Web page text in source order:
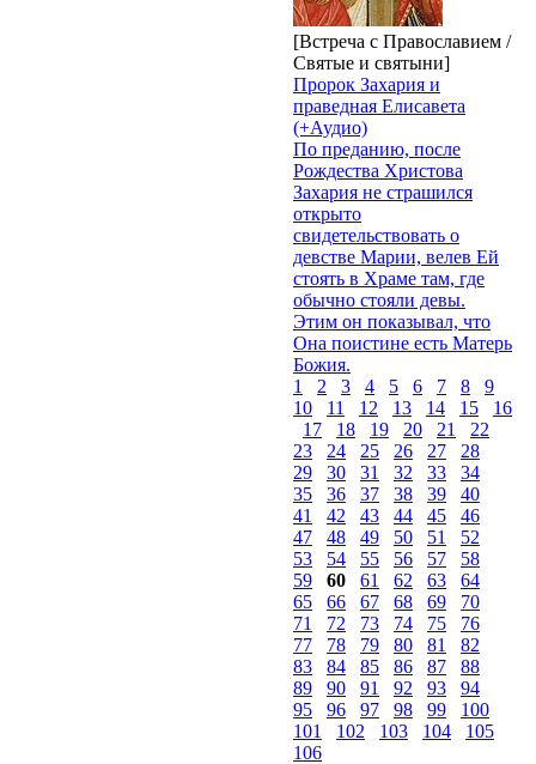
[Встреча с Православием /
Святые и святыни]
Пророк Захария и
праведная Елисавета
(+Аудио)
По преданию, после
Рождества Христова
Захария не страшился
открыто
свидетельствовать о
девстве Марии, велев Ей
стоять в Храме там, где
обычно стояли девы.
Этим он показывал, что
Она поистине есть Матерь
Божия.
1
2 3 4 5 6 7 8
9
10
11 12 13 14 15
16
17
18 19 20 21
22
23
24 25 26 27
28
29
30 31 32 33
34
35
36 37 38 39
40
41
42 43 44 45
46
47
48 49 50 51
52
53
54 55 56 57
58
59
60 61 62 63
64
65
66 67 68 69
70
71
72 73 74 75
76
77
78 79 80 81
82
83
84 85 86 87
88
89
90 91 92 93
94
95
96 97 98 99
100
101
102 103 104
105
106